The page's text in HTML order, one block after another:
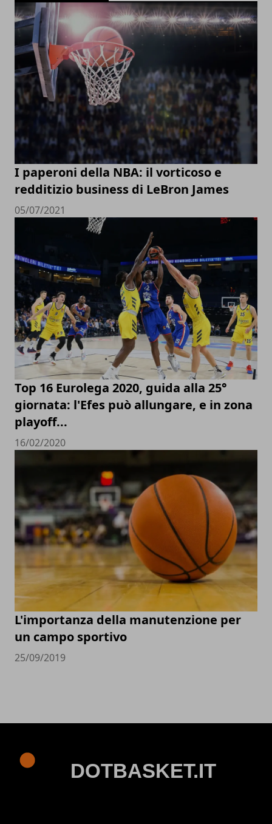
I paperoni della NBA: il vorticoso e
redditizio business di LeBron James
05/07/2021
Top 16 Eurolega 2020, guida alla 25°
giornata: l'Efes può allungare, e in zona
playoff...
16/02/2020
L'importanza della manutenzione per
un campo sportivo
25/09/2019